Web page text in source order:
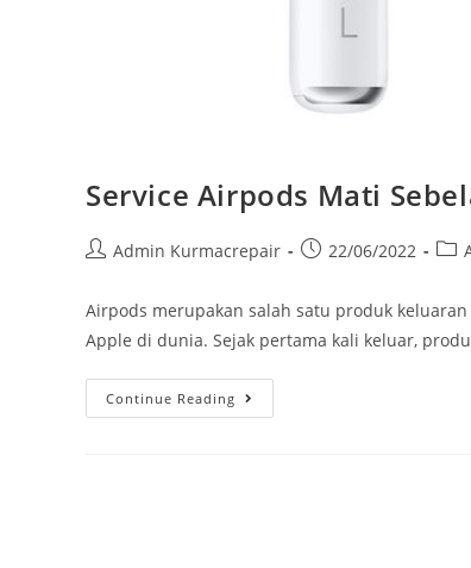
Service Airpods Mati
Admin Kurmacrepair 22/06/2022
Airpods merupakan salah satu produk
Apple di dunia. Sejak pertama kali keluar,
Continue Reading